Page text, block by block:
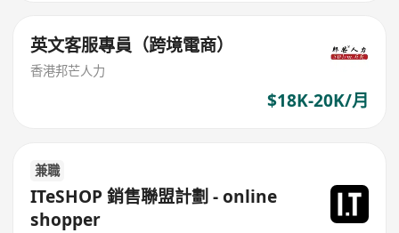
英文客服專員（跨境電商）
香港邦芒人力
$18K-20K/月
兼職
ITeSHOP 銷售聯盟計劃 - online
shopper